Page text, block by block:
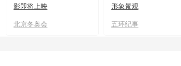
影即将上映
北京冬奥会
形象景观
五环纪事